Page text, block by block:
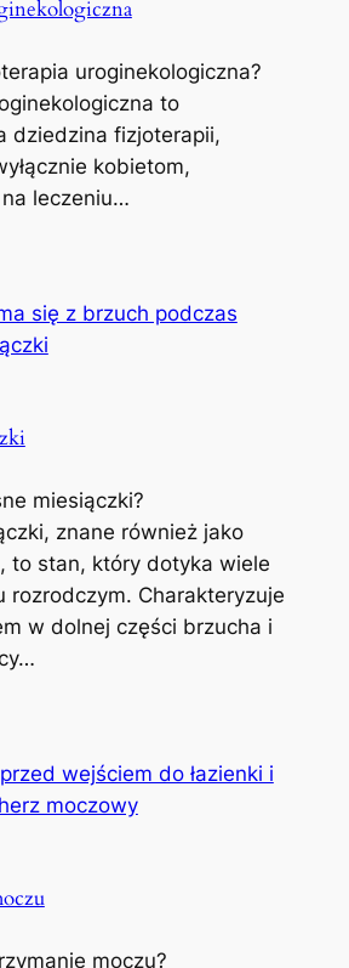
uroginekologiczna?
to
dziedzina fizjoterapii,
kobietom,
leczeniu…
miesiączki?
znane również jako
to stan, który dotyka wiele
rozrodczym. Charakteryzuje
w dolnej części brzucha i
moczu?